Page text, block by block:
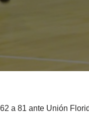
a 81 ante Unión